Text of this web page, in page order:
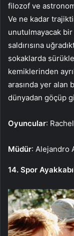
filozof ve
Ve ne kadar
unutulmayacak
saldırısına
sokaklarda
kemiklerinden
arasında yer alan
dünyadan göçüp
Oyuncular:
Müdür: Alejandro
14. Spor